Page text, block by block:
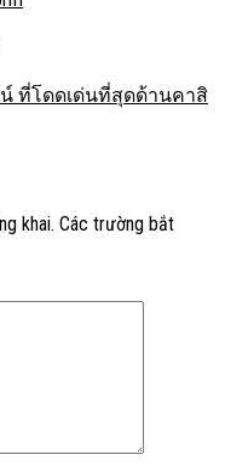
น์ ที่โดดเด่นที่สุดด้านคาสิ
khai. Các trường bắt